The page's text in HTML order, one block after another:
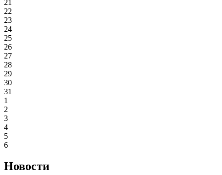
21
22
23
24
25
26
27
28
29
30
31
1
2
3
4
5
6
Новости